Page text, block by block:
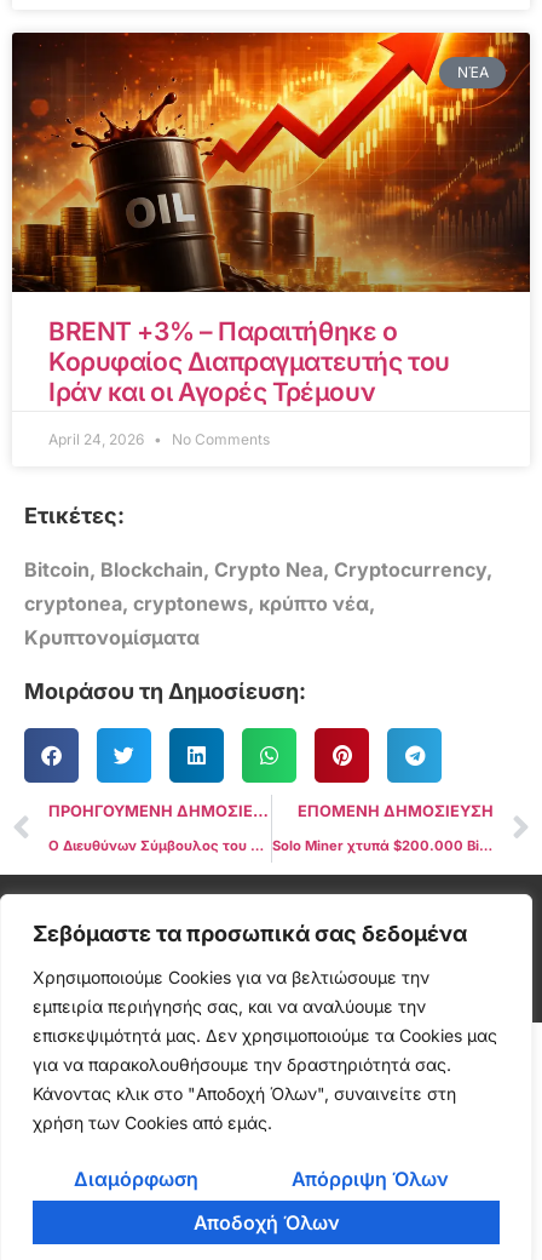
Σεβόμαστε τα προσωπικά σας δεδομένα
Χρησιμοποιούμε Cookies για να βελτιώσουμε την
εμπειρία περιήγησής σας, και να αναλύουμε την
επισκεψιμότητά μας. Δεν χρησιμοποιούμε τα Cookies μας
για να παρακολουθήσουμε την δραστηριότητά σας.
Κάνοντας κλικ στο "Αποδοχή Όλων", συναινείτε στη
χρήση των Cookies από εμάς.
Διαμόρφωση
Απόρριψη Όλων
Αποδοχή Όλων
ΝΈΑ
BRENT +3% – Παραιτήθηκε ο
Κορυφαίος Διαπραγματευτής του
Ιράν και οι Αγορές Τρέμουν
April 24, 2026 No Comments
Ετικέτες:
Bitcoin, Blockchain, Crypto Nea, Cryptocurrency,
cryptonea, cryptonews, κρύπτο νέα,
Κρυπτονομίσματα
Μοιράσου τη Δημοσίευση:
ΠΡΟΗΓΟΥΜΕΝΗ ΔΗΜΟΣΙΕΥΣΗ
Ο Διευθύνων Σύμβουλος του Telegram, Pavel Durov, κατηγορήθηκε και αφέθηκε ελεύθερος, του οποίου απαγορεύτηκε να φύγει από τη Γαλλία
ΕΠΟΜΕΝΗ ΔΗΜΟΣΙΕΥΣΗ
Solo Miner χτυπά $200.000 Bitcoin Jackpot με μόλις 0,012% Hashrate